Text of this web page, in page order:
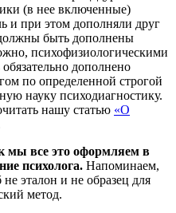
(в нее включенные)
и при этом дополняли друг
быть дополнены
психофизиологическими
дополнено
по определенной строгой
науку психодиагностику.
нашу статью «О
мы все это оформляем в
психолога. Напоминаем,
эталон и не образец для
метод.